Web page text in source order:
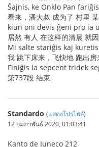
Ŝajnis, ke Onklo Pan
看来，潘大叔 成为了 村里
kiun oni devis ĝeni pro ia
居然 有人 在这样的清晨 就因
Mi salte stariĝis kaj
我 跳下床来，飞快地 跑出房
Finiĝis la sepcent tridek
第737段 结束
Standardo (แสดงโปรไฟล์)
12 กุมภาพันธ์ 2020, 01:03:41
Kanto de Juneco 212